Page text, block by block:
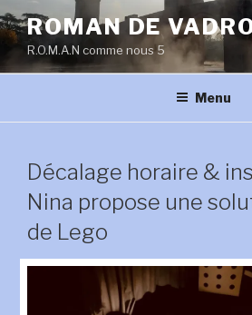
Aller
au
contenu
principal
ROMAN DE
R.O.M.A.N comme nous 5
Menu
Décalage horaire &
Nina propose une
de Lego